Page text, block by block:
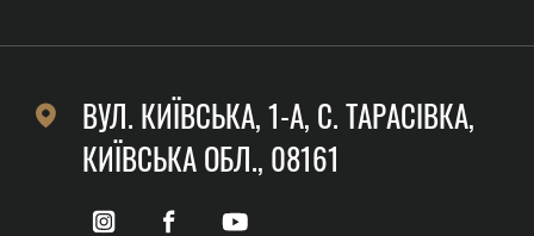
ВУЛ. КИЇВСЬКА, 1-А, C. ТАРАСІВКА,
КИЇВСЬКА ОБЛ., 08161